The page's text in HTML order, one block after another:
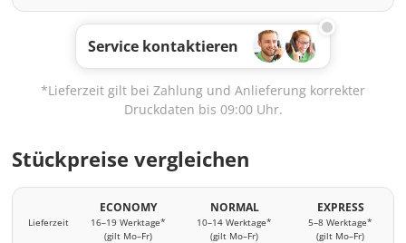
Service kontaktieren
*Lieferzeit gilt bei Zahlung und Anlieferung korrekter
Druckdaten bis 09:00 Uhr.
Stückpreise vergleichen
Lieferzeit
ECONOMY
16–19 Werktage*
(gilt Mo–Fr)
NORMAL
10–14 Werktage*
(gilt Mo–Fr)
EXPRESS
5–8 Werktage*
(gilt Mo–Fr)